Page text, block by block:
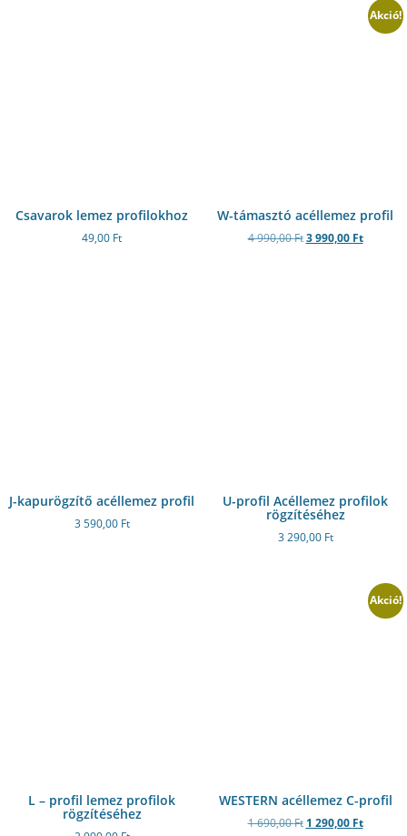
Csavarok lemez profilokhoz
49,00 Ft
Akció!
W-támasztó acéllemez profil
4 990,00Ft 3 990,00 Ft
J-kapurögzítő acéllemez profil
3 590,00 Ft
U-profil Acéllemez profilok
rögzítéséhez
3 290,00 Ft
L – profil lemez profilok
rögzítéséhez
Akció!
WESTERN acéllemez C-profil
1 690,00Ft 1 290,00 Ft